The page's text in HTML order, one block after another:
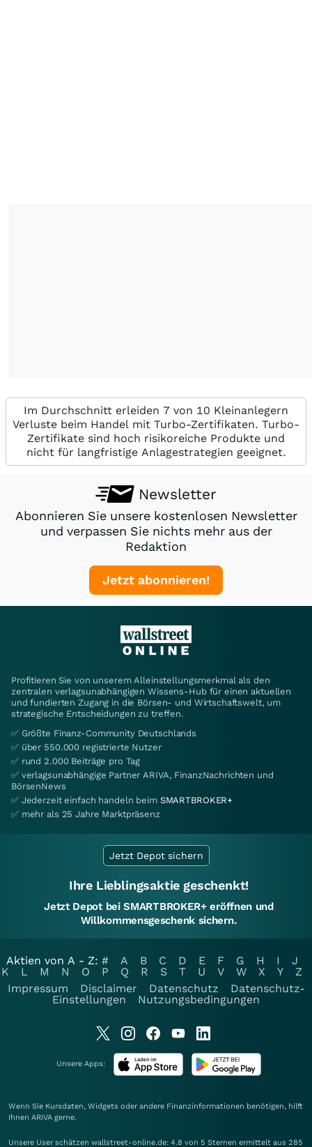
Im Durchschnitt erleiden 7 von 10 Kleinanlegern
Verluste beim Handel mit Turbo-Zertifikaten. Turbo-
Zertifikate sind hoch risikoreiche Produkte und
nicht für langfristige Anlagestrategien geeignet.
Newsletter
Abonnieren Sie unsere kostenlosen Newsletter
und verpassen Sie nichts mehr aus der
Redaktion
Jetzt abonnieren!
Profitieren Sie von unserem Alleinstellungsmerkmal als den
zentralen verlagsunabhängigen Wissens-Hub für einen aktuellen
und fundierten Zugang in die Börsen- und Wirtschaftswelt, um
strategische Entscheidungen zu treffen.
✅ Größte Finanz-Community Deutschlands
✅ über 550.000 registrierte Nutzer
✅ rund 2.000 Beiträge pro Tag
✅ verlagsunabhängige Partner ARIVA, FinanzNachrichten und
BörsenNews
✅ Jederzeit einfach handeln beim SMARTBROKER+
✅ mehr als 25 Jahre Marktpräsenz
Jetzt Depot sichern
Ihre Lieblingsaktie geschenkt!
Jetzt Depot bei SMARTBROKER+ eröffnen und
Willkommensgeschenk sichern.
Aktien von A - Z: # A B C D E F G H I
J
K
L M N O P Q R S T U V W X Y
Z
Impressum
Disclaimer Datenschutz
Datenschutz-
Einstellungen
Nutzungsbedingungen
Unsere Apps:
Wenn Sie Kursdaten, Widgets oder andere Finanzinformationen benötigen, hilft
Ihnen ARIVA gerne.
Unsere User schätzen wallstreet-online.de: 4.8 von 5 Sternen ermittelt aus 285